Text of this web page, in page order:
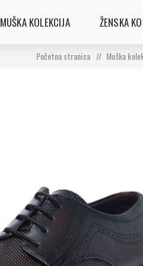
MUŠKA KOLEKCIJA ŽENSKA
Početna stranica / Muška